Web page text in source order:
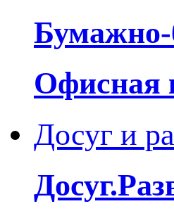
Бумажно-
Офисная
Досуг и